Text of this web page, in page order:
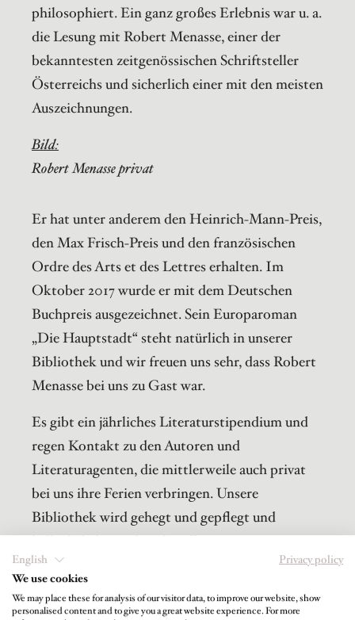
philosophiert. Ein ganz großes Erlebnis war u. a.
die Lesung mit Robert Menasse, einer der
bekanntesten zeitgenössischen Schriftsteller
Österreichs und sicherlich einer mit den meisten
Auszeichnungen.
Bild:
Robert Menasse privat
Er hat unter anderem den Heinrich-Mann-Preis,
den Max Frisch-Preis und den französischen
Ordre des Arts et des Lettres erhalten. Im
Oktober 2017 wurde er mit dem Deutschen
Buchpreis ausgezeichnet. Sein Europaroman
„Die Hauptstadt“ steht natürlich in unserer
Bibliothek und wir freuen uns sehr, dass Robert
Menasse bei uns zu Gast war.
Es gibt ein jährliches Literaturstipendium und
regen Kontakt zu den Autoren und
Literaturagenten, die mittlerweile auch privat
bei uns ihre Ferien verbringen. Unsere
Bibliothek wird gehegt und gepflegt und
halbjährlich mit den aktuellsten
Neuerscheinungen bestückt. Bücher sind einfach
unsere Welt, und das Verweilen und Abtauchen
in die Welt der Bücher gehört für uns zu
English
Privacy policy
We use cookies
We may place these for analysis of our visitor data, to improve our website, show
personalised content and to give you a great website experience. For more